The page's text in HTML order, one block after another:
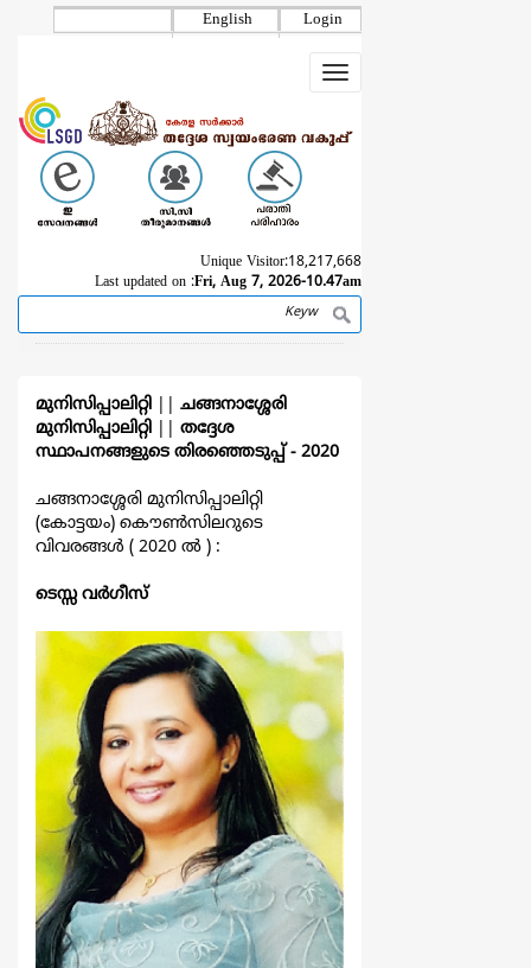
Login
English
Toggle
navigation
Unique Visitor:18,217,668
Last updated on :Fri, Aug 7, 2026-10.47am
Search
മുനിസിപ്പാലിറ്റി
ചങ്ങനാശ്ശേരി
മുനിസിപ്പാലിറ്റി
തദ്ദേശ
സ്ഥാപനങ്ങളുടെ തിരഞ്ഞെടുപ്പ്‌ - 2020
ചങ്ങനാശ്ശേരി മുനിസിപ്പാലിറ്റി
(കോട്ടയം) കൌൺസിലറുടെ
വിവരങ്ങള്‍ ( 2020 ല്‍ ) :
ടെസ്സ വര്‍ഗീസ്